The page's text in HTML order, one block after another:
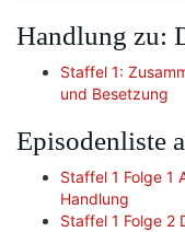
Handlung zu:
Staffel 1:
und Besetzung
Episodenliste
Staffel 1 Folge 1
Handlung
Staffel 1 Folge 2